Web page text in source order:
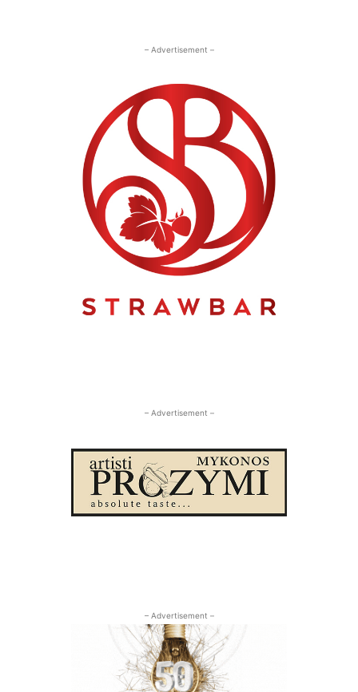
– Advertisement –
– Advertisement –
– Advertisement –